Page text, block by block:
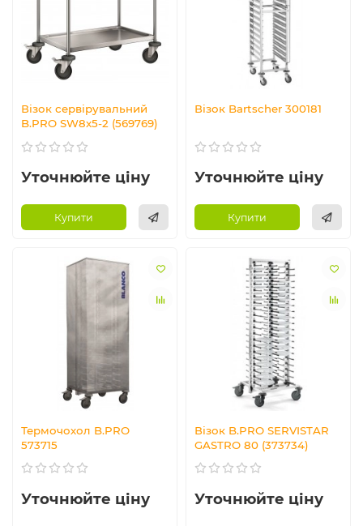
Візок сервірувальний
B.PRO SW8x5-2 (569769)
Уточнюйте ціну
Купити
Візок Bartscher 300181
Уточнюйте ціну
Купити
Термочохол B.PRO
573715
Уточнюйте ціну
Візок B.PRO SERVISTAR
GASTRO 80 (373734)
Уточнюйте ціну